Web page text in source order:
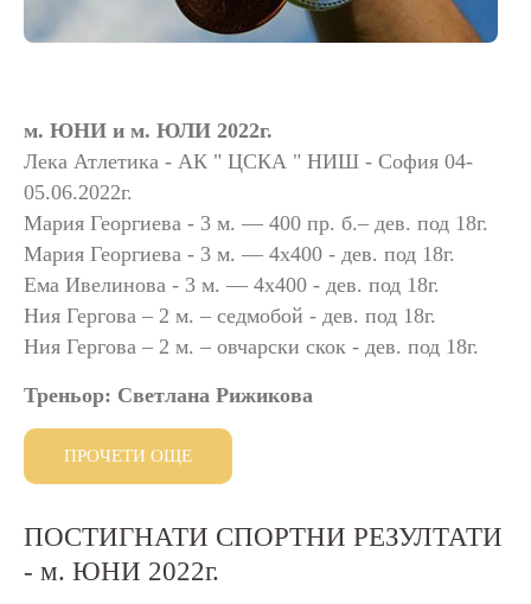
САМБО
СПОРТНА ГИМНАСТИКА
СПОРТНА СТРЕЛБА
ХУДОЖЕСТВЕНА ГИМНАСТИКА
КАРАТЕ
ФУТБОЛ
ВДИГАНЕ НА ТЕЖЕСТИ
ТАЕКУОНДО
НОВИНИ
УЧИЛИЩЕН ЖИВОТ
СПОРТНИ РЕЗУЛТАТИ
АДМИНИСТРАЦИЯ
м. ЮНИ и м. ЮЛИ 2022г.
Лека Атлетика - АК " ЦСКА " НИШ - София 04-
05.06.2022г.
Мария Георгиева - 3 м. –– 400 пр. б.– дев. под 18г.
Мария Георгиева - 3 м. –– 4х400 - дев. под 18г.
Ема Ивелинова - 3 м. –– 4х400 - дев. под 18г.
Ния Гергова – 2 м. – седмобой - дев. под 18г.
Ния Гергова – 2 м. – овчарски скок - дев. под 18г.
Треньор: Светлана Рижикова
ПРОЧЕТИ ОЩЕ
ПОСТИГНАТИ СПОРТНИ РЕЗУЛТАТИ
- м. ЮНИ 2022г.